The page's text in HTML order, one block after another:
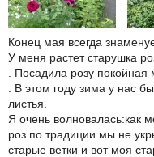
Конец мая всегда
У меня растет старушка
. Посадила розу покойная
. В этом году зима у нас
листья.
Я очень волновалась:как
роз по традиции мы не
старые ветки и вот моя